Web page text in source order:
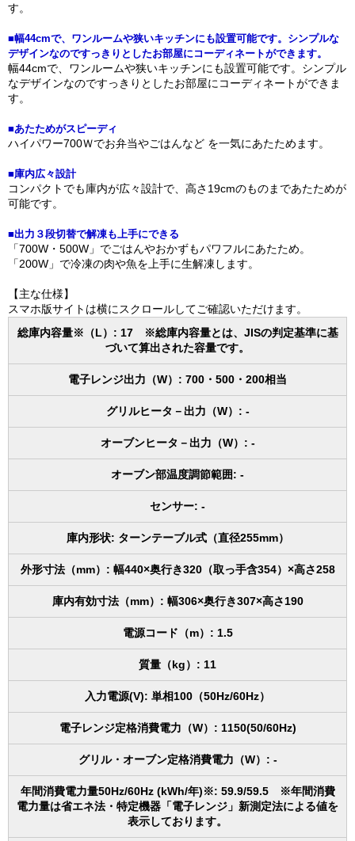
す。
■幅44cmで、ワンルームや狭いキッチンにも設置可能です。シンプルな
デザインなのですっきりとしたお部屋にコーディネートができます。
幅44cmで、ワンルームや狭いキッチンにも設置可能です。シンプル
なデザインなのですっきりとしたお部屋にコーディネートができま
す。
■あたためがスピーディ
ハイパワー700Ｗでお弁当やごはんなど を一気にあたためます。
■庫内広々設計
コンパクトでも庫内が広々設計で、高さ19cmのものまであたためが
可能です。
■出力３段切替で解凍も上手にできる
「700W・500W」でごはんやおかずもパワフルにあたため。
「200W」で冷凍の肉や魚を上手に生解凍します。
【主な仕様】
スマホ版サイトは横にスクロールしてご確認いただけます。
総庫内容量※（L）: 17 ※総庫内容量とは、JISの判定基準に基
づいて算出された容量です。
電子レンジ出力（W）: 700・500・200相当
グリルヒータ－出力（W）: -
オーブンヒータ－出力（W）: -
オーブン部温度調節範囲: -
センサー: -
庫内形状: ターンテーブル式（直径255mm）
外形寸法（mm）: 幅440×奥行き320（取っ手含354）×高さ258
庫内有効寸法（mm）: 幅306×奥行き307×高さ190
電源コード（m）: 1.5
質量（kg）: 11
入力電源(V): 単相100（50Hz/60Hz）
電子レンジ定格消費電力（W）: 1150(50/60Hz)
グリル・オーブン定格消費電力（W）: -
年間消費電力量50Hz/60Hz (kWh/年)※: 59.9/59.5 ※年間消費
電力量は省エネ法・特定機器「電子レンジ」新測定法による値を
表示しております。